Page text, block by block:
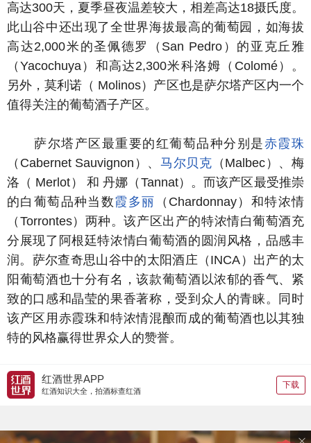
高达300天，夏季昼夜温差较大，相差高达18摄氏度。
此山谷中还出现了全世界海拔最高的葡萄园，如海拔
高达2,000米的圣佩德罗（San Pedro）的亚克丘雅
（Yacochuya）和高达2,300米科洛姆（Colomé）。
另外，莫利诺（ Molinos）产区也是萨尔塔产区内一个
值得关注的葡萄酒子产区。
萨尔塔产区最重要的红葡萄品种分别是赤霞珠
（Cabernet Sauvignon）、马尔贝克 （Malbec）、梅
洛（ Merlot） 和 丹娜（Tannat）。而该产区最受推崇
的白葡萄品种当数霞多丽
（Chardonnay）和特浓情
（Torrontes）两种。该产区出产的特浓情白葡萄酒充
分展现了阿根廷特浓情白葡萄酒的圆润风格，品感丰
润。萨尔查奇思山谷中的太阳酒庄（INCA）出产的太
阳葡萄酒也十分有名，该款葡萄酒以浓郁的香气、紧
致的口感和晶莹的果香著称，受到众人的青睐。同时
该产区用赤霞珠和特浓情混酿而成的葡萄酒也以其独
特的风格赢得世界众人的赞誉。
红酒世界APP
红酒知识大全，拍酒标查红酒
下载